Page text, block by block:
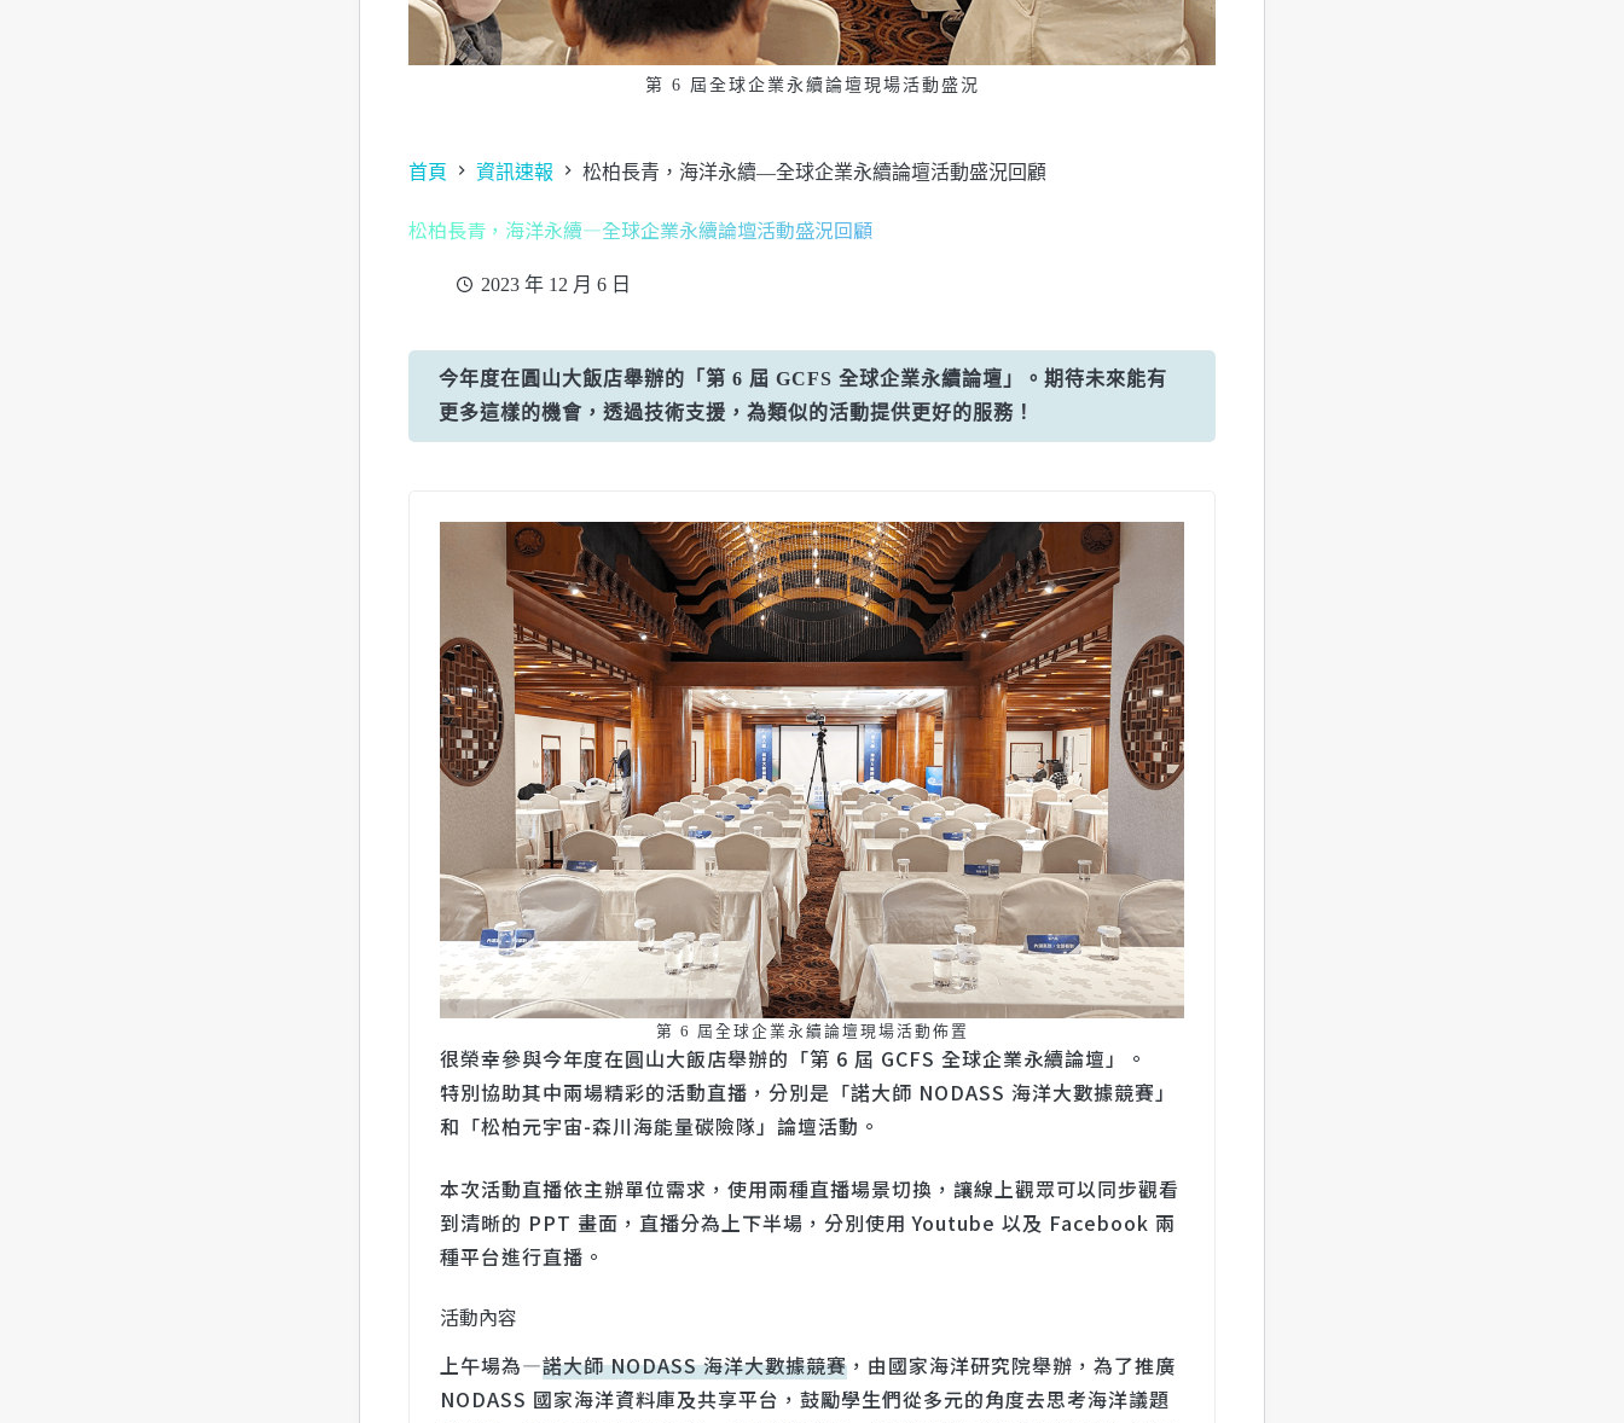
第 6 屆全球企業永續論壇現場活動盛況
首頁 資訊速報 松柏長青，海洋永續—全球企業永續論壇活動盛況回顧
松柏長青，海洋永續—全球企業永續論壇活動盛況回顧
2023 年 12 月 6 日
今年度在圓山大飯店舉辦的「第 6 屆 GCFS 全球企業永續論壇」。期待未來能有
更多這樣的機會，透過技術支援，為類似的活動提供更好的服務！
第 6 屆全球企業永續論壇現場活動佈置
很榮幸參與今年度在圓山大飯店舉辦的「第 6 屆 GCFS 全球企業永續論壇」。
特別協助其中兩場精彩的活動直播，分別是「諾大師 NODASS 海洋大數據競賽」
和「松柏元宇宙-森川海能量碳險隊」論壇活動。
本次活動直播依主辦單位需求，使用兩種直播場景切換，讓線上觀眾可以同步觀看
到清晰的 PPT 畫面，直播分為上下半場，分別使用 Youtube 以及 Facebook 兩
種平台進行直播。
活動內容
上午場為—諾大師 NODASS 海洋大數據競賽 ，由國家海洋研究院舉辦，為了推廣
NODASS 國家海洋資料庫及共享平台，鼓勵學生們從多元的角度去思考海洋議題